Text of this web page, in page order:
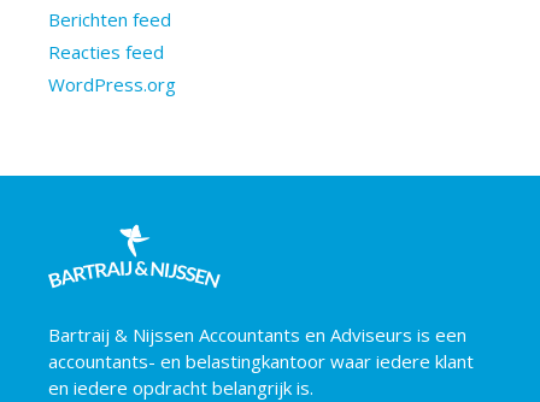
Berichten feed
Reacties feed
WordPress.org
Bartraij & Nijssen Accountants en Adviseurs is een
accountants- en belastingkantoor waar iedere klant
en iedere opdracht belangrijk is.